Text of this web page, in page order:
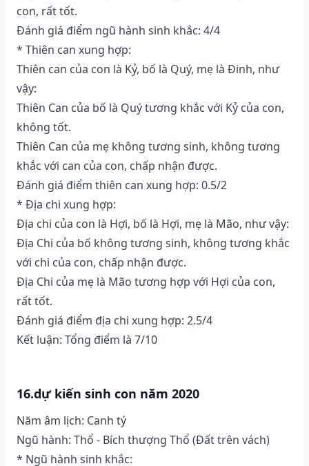
con, rất tốt.
Đánh giá điểm ngũ hành sinh khắc: 4/4
* Thiên can xung hợp:
Thiên can của con là Kỷ, bố là Quý, mẹ là Đinh, như
vậy:
Thiên Can của bố là Quý tương khắc với Kỷ của con,
không tốt.
Thiên Can của mẹ không tương sinh, không tương
khắc với can của con, chấp nhận được.
Đánh giá điểm thiên can xung hợp: 0.5/2
* Địa chi xung hợp:
Địa chi của con là Hợi, bố là Hợi, mẹ là Mão, như vậy:
Địa Chi của bố không tương sinh, không tương khắc
với chi của con, chấp nhận được.
Địa Chi của mẹ là Mão tương hợp với Hợi của con,
rất tốt.
Đánh giá điểm địa chi xung hợp: 2.5/4
Kết luận: Tổng điểm là 7/10
16.dự kiến sinh con năm 2020
Năm âm lịch: Canh tý
Ngũ hành: Thổ - Bích thượng Thổ (Ðất trên vách)
* Ngũ hành sinh khắc: